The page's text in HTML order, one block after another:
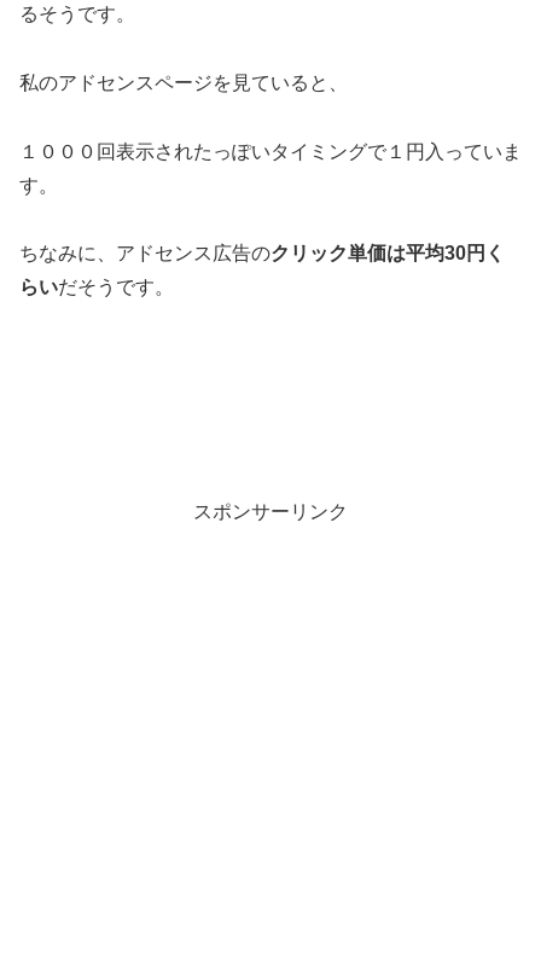
るそうです。
私のアドセンスページを見ていると、
１０００回表示されたっぽいタイミングで１円入っていま
す。
ちなみに、アドセンス広告のクリック単価は平均30円く
らいだそうです。
スポンサーリンク